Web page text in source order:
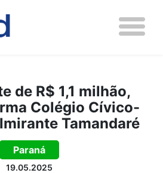
de R$ 1,1 milhão,
Colégio Cívico-
Tamandaré
Paraná
19.05.2025